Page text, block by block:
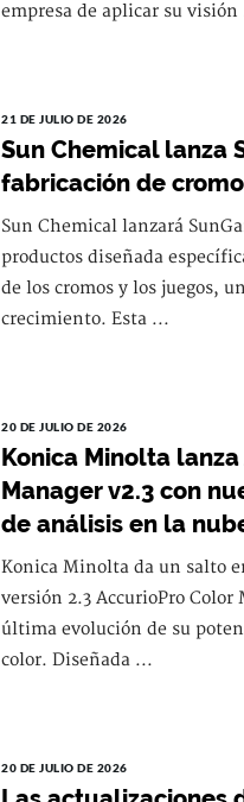
empresa de aplicar su visión
21 DE JULIO DE 2026
Sun Chemical lanza
fabricación de
Sun Chemical lanzará
productos diseñada
de los cromos y los juegos,
crecimiento. Esta ...
20 DE JULIO DE 2026
Konica Minolta
Manager v2.3 con
de análisis en la
Konica Minolta da un salto
versión 2.3 AccurioPro Color
última evolución de su
color. Diseñada ...
20 DE JULIO DE 2026